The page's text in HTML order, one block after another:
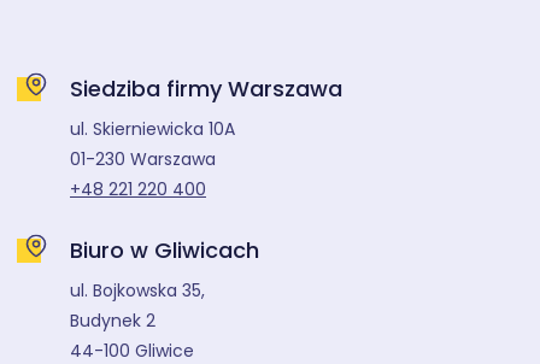
Siedziba firmy Warszawa
ul. Skierniewicka 10A
01-230 Warszawa
+48 221 220 400
Biuro w Gliwicach
ul. Bojkowska 35,
Budynek 2
44-100 Gliwice